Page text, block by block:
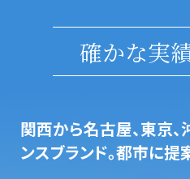
確かな実
関西から名古屋、東京
ンスブランド。都市に提